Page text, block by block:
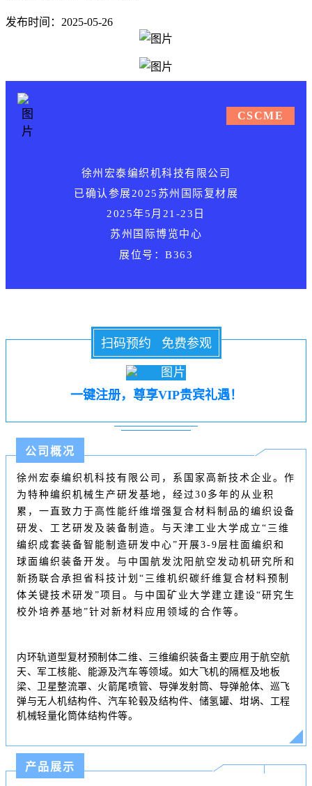
发布时间：2025-05-26
CSCME
徐州宏泰编织机科技有限公司
已确认参展2025苏州国际复材展
2025年5月21-23日
苏州国际博览中心
展位号：B363
扫码预约 免费参观
一键注册，尊享VIP贵宾礼遇！
公司概况
徐州宏泰编织机科技有限公司，系国家高新技术企业。作
为特种编织机械生产研发基地，经过30多年的从业积
累，一直致力于高性能纤维增强复合材料制品的编织设备
研发、工艺研发及装备制造。与天津工业大学成立“三维
编织成套装备智能制造研发中心”开展3-9层柱面编织和
球面编织装备开发。与 中国航发 沈阳航空发动机研究所和
新扬联合承担省科技计划“三维机织碳纤维复合材料预制
体关键技术研发”项目。与中国矿业大学建立建设“研究生
校外培养基地”针对新材料应用领域的合作等。
内环轨道型复材预制体二维、三维编织装备主要应用于航空航
天、军工核能、能源及汽车等领域。如大飞机的隔框及地板
梁、卫星整流罩、火箭尾喷管、导弹发射筒、导弹舱体、 巡飞
弹与无人机结构件、汽车轮毂及结构件、储氢罐、 坩埚、工程
机械轻量化筒体结构件等。
产品展示